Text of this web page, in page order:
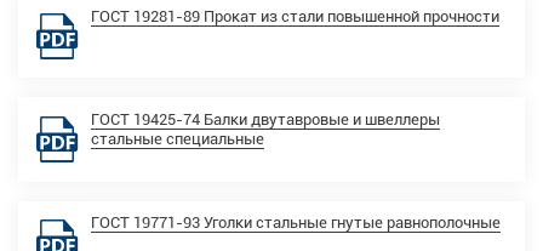
ГОСТ 19281-89 Прокат из стали повышенной прочности
ГОСТ 19425-74 Балки двутавровые и швеллеры
стальные специальные
ГОСТ 19771-93 Уголки стальные гнутые равнополочные